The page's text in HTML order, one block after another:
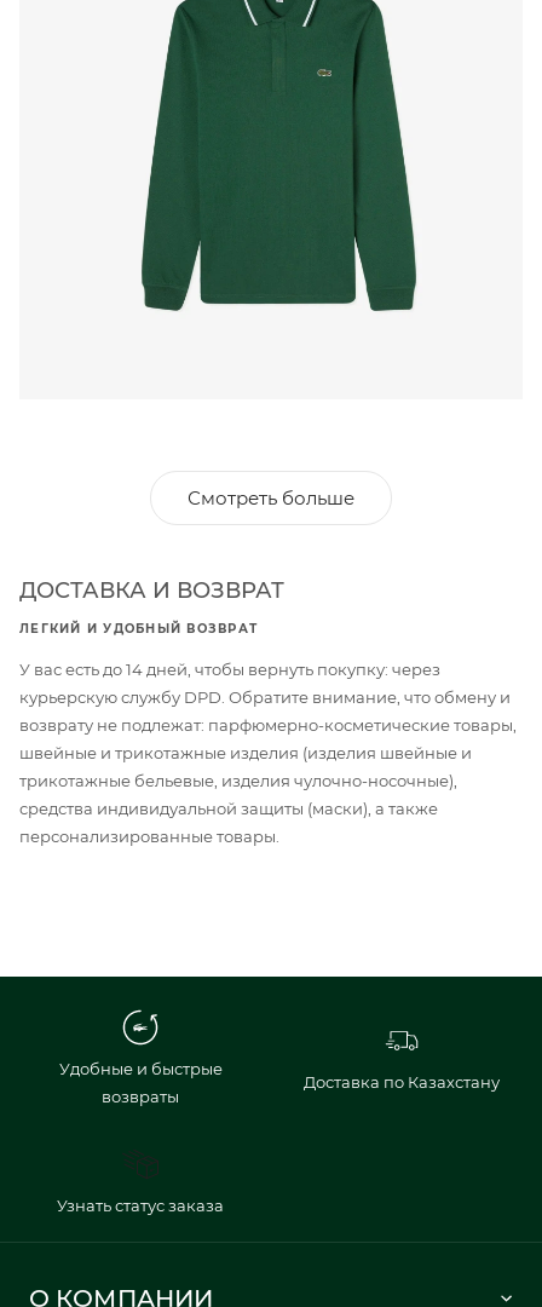
Смотреть больше
ДОСТАВКА И ВОЗВРАТ
ЛЕГКИЙ И УДОБНЫЙ ВОЗВРАТ
У вас есть до 14 дней, чтобы вернуть покупку: через
курьерскую службу DPD. Обратите внимание, что обмену и
возврату не подлежат: парфюмерно-косметические товары,
швейные и трикотажные изделия (изделия швейные и
трикотажные бельевые, изделия чулочно-носочные),
средства индивидуальной защиты (маски), а также
персонализированные товары.
Удобные и быстрые
возвраты
Доставка по Казахстану
Узнать статус заказа
О КОМПАНИИ